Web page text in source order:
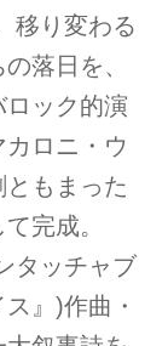
移り変わる
落日を、
ロック的演
ロニ・ウ
もまった
完成。
タッチャブ
』)作曲・